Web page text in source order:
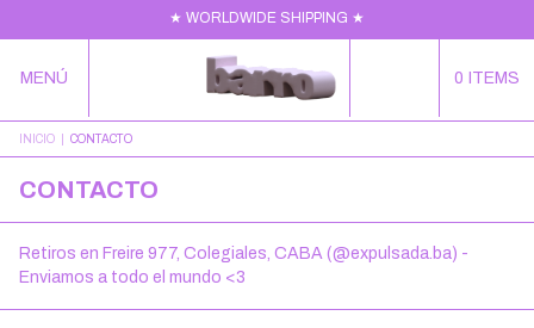
★ WORLDWIDE SHIPPING ★
MENÚ 0 ITEMS
INICIO CONTACTO
CONTACTO
Retiros en Freire 977, Colegiales, CABA (@expulsada.ba) -
Enviamos a todo el mundo <3